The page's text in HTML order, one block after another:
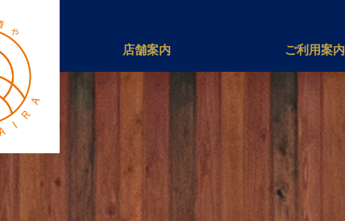
店舗案内 ご利用案内